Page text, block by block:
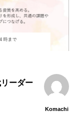
ーダー
Komachi